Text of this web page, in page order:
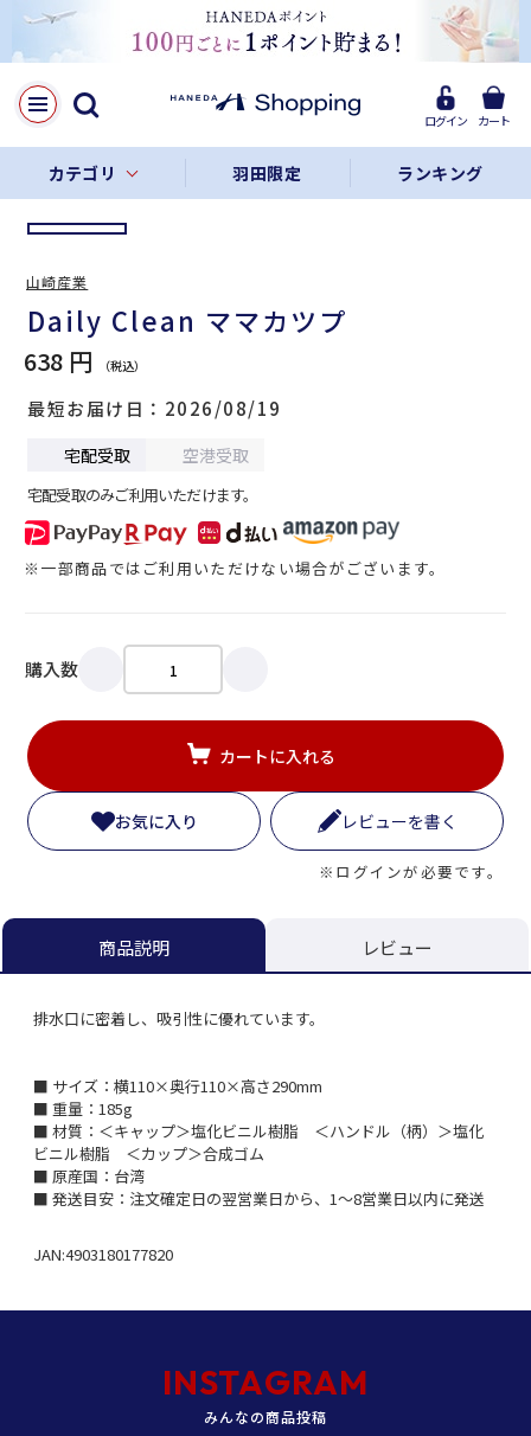
ログイン カート
カテゴリ 羽田限定 ランキング
LINE
Facebook
リンクをコピー
Daily Clean ママカツプ
638 円
最短お届け日 2026/08/19
宅配受取 空港受取
宅配受取のみご利用いただけます。
※一部商品ではご利用いただけない場合がございます。
購入数
カートに入れる
お気に入り レビューを書く
※ログインが必要です。
山崎産業
商品説明 レビュー
排水口に密着し、吸引性に優れています。
■ サイズ：横110×奥行110×高さ290mm
■ 重量：185g
■ 材質：＜キャップ＞塩化ビニル樹脂 ＜ハンドル（柄）＞塩化
ビニル樹脂 ＜カップ＞合成ゴム
■ 原産国：台湾
■ 発送目安：注文確定日の翌営業日から、1～8営業日以内に発送
JAN:4903180177820
INSTAGRAM
みんなの商品投稿